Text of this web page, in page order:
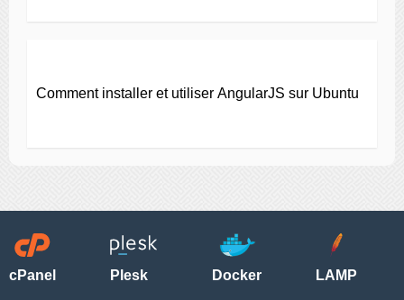
Comment installer et utiliser AngularJS sur Ubuntu
cPanel Plesk Docker LAMP